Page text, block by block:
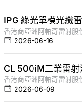
IPG 綠光單模光纖
香港商亞洲阿帕奇雷射股
2026-06-16
CL 500iM工業雷射
香港商亞洲阿帕奇雷射股
2026-06-09